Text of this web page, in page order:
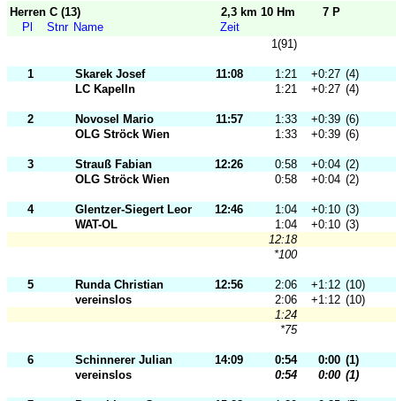
Herren C (13) 2,3 km 10 Hm
7 P
Pl
Stnr Name
Zeit
1(91)
1 Skarek Josef 11:08 1:21 +0:27 (4)
LC Kapelln
1:21 +0:27 (4)
2 Novosel Mario 11:57 1:33 +0:39 (6)
OLG Ströck Wien
1:33 +0:39 (6)
3 Strauß Fabian 12:26 0:58 +0:04 (2)
OLG Ströck Wien
0:58 +0:04 (2)
4 Glentzer-Siegert Leonard 12:46 1:04 +0:10 (3)
WAT-OL
1:04 +0:10 (3)
12:18
*100
5 Runda Christian 12:56 2:06 +1:12 (10)
vereinslos
2:06 +1:12 (10)
1:24
*75
6 Schinnerer Julian 14:09 0:54 0:00 (1)
vereinslos
0:54 0:00 (1)